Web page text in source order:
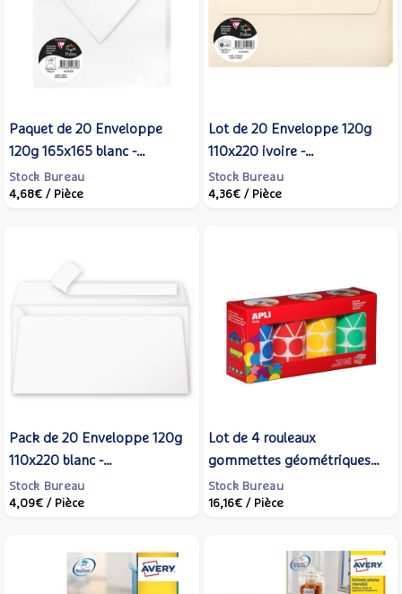
Paquet de 20 Enveloppe
120g 165x165 blanc -
CLAIREFONTAINE
Stock Bureau
4,68€ / Pièce
Lot de 20 Enveloppe 120g
110x220 ivoire -
CLAIREFONTAINE
Stock Bureau
4,36€ / Pièce
Pack de 20 Enveloppe 120g
110x220 blanc -
CLAIREFONTAINE
Stock Bureau
4,09€ / Pièce
Lot de 4 rouleaux
gommettes géométriques
27 mm (5428 pièces)
Assorties - APLI-AGIPA
Stock Bureau
16,16€ / Pièce